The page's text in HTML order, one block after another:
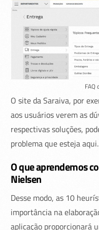
FAQ
O site da Saraiva, por
aos usuários verem as
respectivas soluções,
problema que esteja aqui.
O que aprendemos
Nielsen
Desse modo, as 10
importância na
aplicação proporcionará